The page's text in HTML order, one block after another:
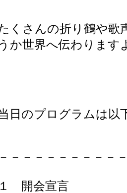
くさんの折り鶴や歌
うか世界へ伝わります
日のプログラムは以
－－－－－－－－－－
１ 開会宣言